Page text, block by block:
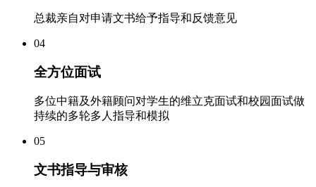
总裁亲自对申请文书给予指导和反馈意见
04
全方位面试
多位中籍及外籍顾问对学生的维立克面试和校园面试做
持续的多轮多人指导和模拟
05
文书指导与审核